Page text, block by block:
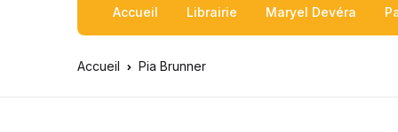
Accueil Librairie Maryel Devéra
Accueil Pia Brunner